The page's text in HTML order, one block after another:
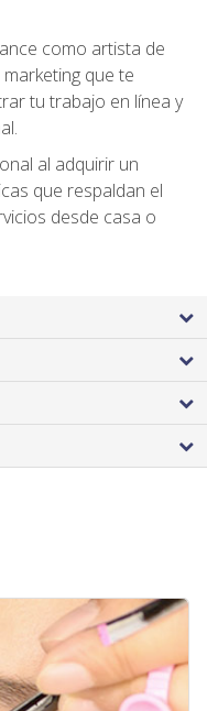
como artista de
que te
tu trabajo en línea y
al adquirir un
que respaldan el
desde casa o